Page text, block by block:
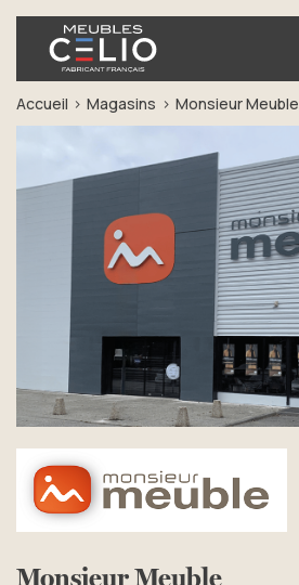
Accueil Magasins Monsieur Meuble
Monsieur Meuble